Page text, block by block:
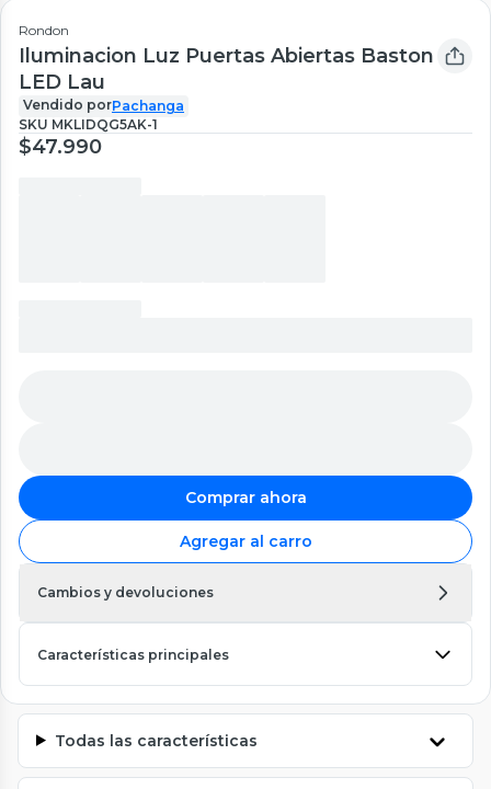
Rondon
Iluminacion Luz Puertas Abiertas Baston
LED Lau
Vendido porPachanga
SKU MKLIDQG5AK-1
$47.990
Comprar ahora
Agregar al carro
Cambios y devoluciones
Características principales
Todas las características